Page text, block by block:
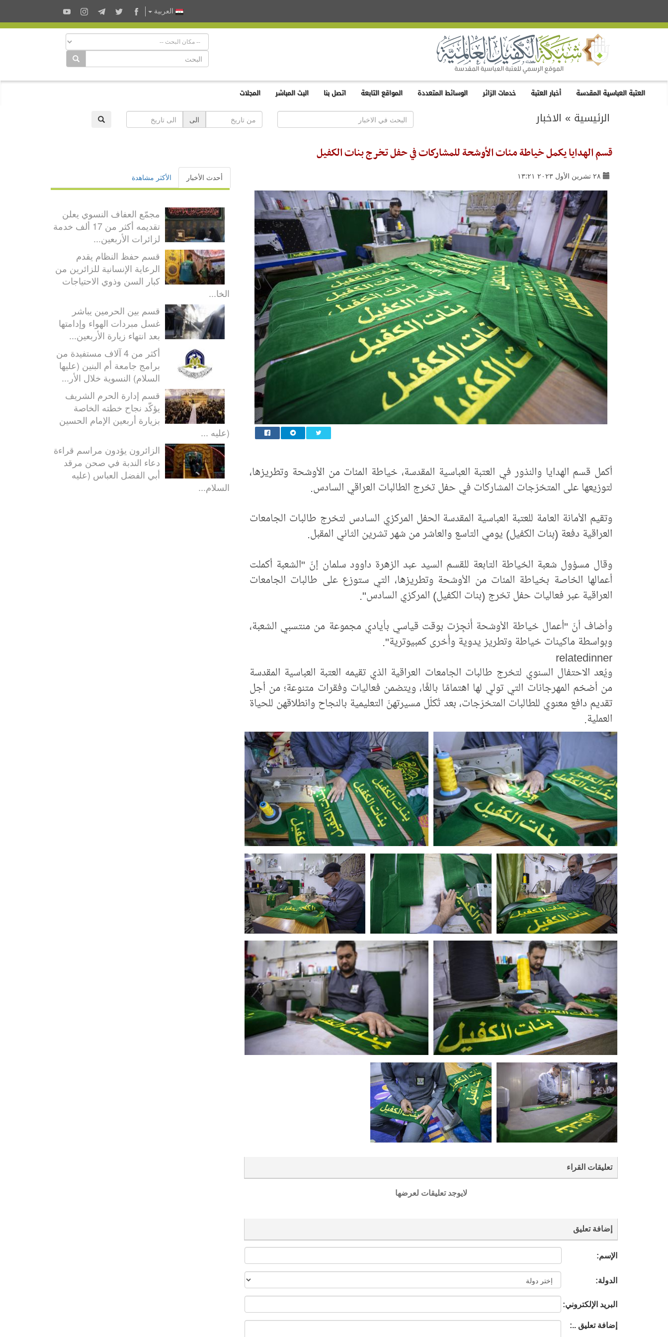
العربية
العتبة العباسية المقدسة أخبار العتبة خدمات الزائر الوسائط المتعددة المواقع التابعة اتصل بنا البث المباشر المجلات
الرئيسية » الاخبار الى
قسم الهدايا يكمل خياطة مئات الأوشحة للمشاركات في حفل تخرج بنات الكفيل
٢٨ تشرين الأول ٢٠٢٣ ١٣:٢١
أكمل قسم الهدايا والنذور في العتبة العباسية المقدسة، خياطة المئات من الأوشحة وتطريزها،
لتوزيعها على المتخرّجات المشاركات في حفل تخرج الطالبات العراقي السادس.
وتقيم الأمانة العامة للعتبة العباسية المقدسة الحفل المركزي السادس لتخرج طالبات الجامعات
العراقية دفعة (بنات الكفيل) يومي التاسع والعاشر من شهر تشرين الثاني المقبل.
وقال مسؤول شعبة الخياطة التابعة للقسم السيد عبد الزهرة داوود سلمان إنّ "الشعبة أكملت
أعمالها الخاصة بخياطة المئات من الأوشحة وتطريزها، التي ستوزع على طالبات الجامعات
العراقية عبر فعاليات حفل تخرج (بنات الكفيل) المركزي السادس".
وأضاف أنّ "أعمال خياطة الأوشحة أُنجِزت بوقت قياسي بأيادي مجموعة من منتسبي الشعبة،
وبواسطة ماكينات خياطة وتطريز يدوية وأُخرى كمبيوترية".
relatedinner
ويُعد الاحتفال السنوي لتخرج طالبات الجامعات العراقية الذي تقيمه العتبة العباسية المقدسة
من أضخم المهرجانات التي تولي لها اهتمامًا بالغًا، ويتضمن فعاليات وفقرات متنوعة؛ من أجل
تقديم دافع معنوي للطالبات المتخرّجات، بعد تُكلّل مسيرتهنّ التعليمية بالنجاح وانطلاقهن للحياة
العملية.
تعليقات القراء
لايوجد تعليقات لعرضها
إضافة تعليق
الإسم:
الدولة:
البريد الإلكتروني:
إضافة تعليق ..:
أحدث الأخبار الأكثر مشاهدة
مجمّع العفاف النسوي يعلن
تقديمه أكثر من 17 ألف خدمة
لزائرات الأربعين...
قسم حفظ النظام يقدم
الرعاية الإنسانية للزائرين من
كبار السن وذوي الاحتياجات
الخا...
قسم بين الحرمين يباشر
غسل مبردات الهواء وإدامتها
بعد انتهاء زيارة الأربعين...
أكثر من 4 آلاف مستفيدة من
برامج جامعة أم البنين (عليها
السلام) النسوية خلال الأر...
قسم إدارة الحرم الشريف
يؤكّد نجاح خطته الخاصة
بزيارة أربعين الإمام الحسين
(عليه ...
الزائرون يؤدون مراسم قراءة
دعاء الندبة في صحن مرقد
أبي الفضل العباس (عليه
السلام...